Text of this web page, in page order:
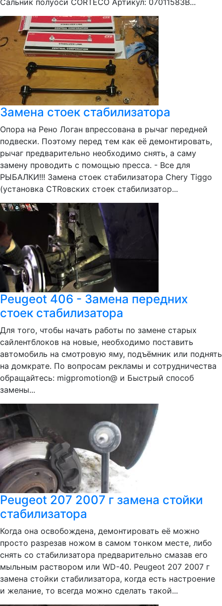
Сальник полуоси CORTECO Артикул: 07011583B...
Замена стоек стабилизатора
Опора на Рено Логан впрессована в рычаг передней
подвески. Поэтому перед тем как её демонтировать,
рычаг предварительно необходимо снять, а саму
замену проводить с помощью пресса. - Все для
РЫБАЛКИ!!! Замена стоек стабилизатора Chery Tiggo
(установка CTRовских стоек стабилизатор...
Peugeot 406 - Замена передних
стоек стабилизатора
Для того, чтобы начать работы по замене старых
сайлентблоков на новые, необходимо поставить
автомобиль на смотровую яму, подъёмник или поднять
на домкрате. По вопросам рекламы и сотрудничества
обращайтесь: migpromotion@ и Быстрый способ
замены...
Peugeot 207 2007 г замена стойки
стабилизатора
Когда она освобождена, демонтировать её можно
просто разрезав ножом в самом тонком месте, либо
снять со стабилизатора предварительно смазав его
мыльным раствором или WD-40. Peugeot 207 2007 г
замена стойки стабилизатора, когда есть настроение
и желание, то всегда можно сделать такой...